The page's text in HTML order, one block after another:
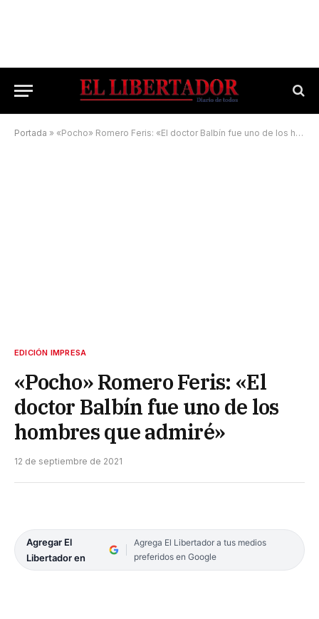
Portada » «Pocho» Romero Feris: «El doctor Balbín fue uno de los hombres que admiré»
EDICIÓN IMPRESA
«Pocho» Romero Feris: «El
doctor Balbín fue uno de los
hombres que admiré»
12 de septiembre de 2021
Agregar El
Libertador en
Agrega El Libertador a tus medios
preferidos en Google